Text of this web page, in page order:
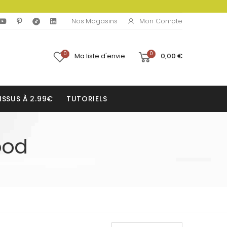
Nos Magasins Mon Compte
0 Ma liste d'envie 0 0,00 €
À 2.99€ TUTORIELS